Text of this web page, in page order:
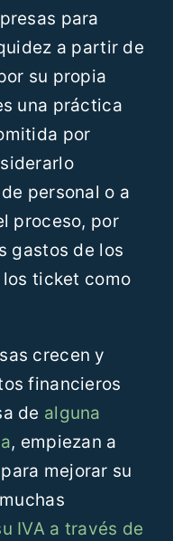
para
a partir de
su propia
una práctica
por
personal o a
proceso, por
gastos de los
ticket como
crecen y
financieros
de alguna
, empiezan a
mejorar su
IVA a través de